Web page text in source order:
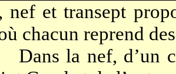
nef et transept
chacun reprend
Dans la nef, d’un